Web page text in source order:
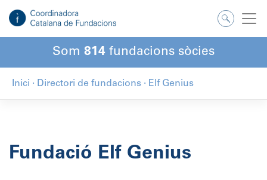
contingut
Som 814 fundacions sòcies
Inici · Directori de fundacions · Elf Genius
Fundació Elf Genius